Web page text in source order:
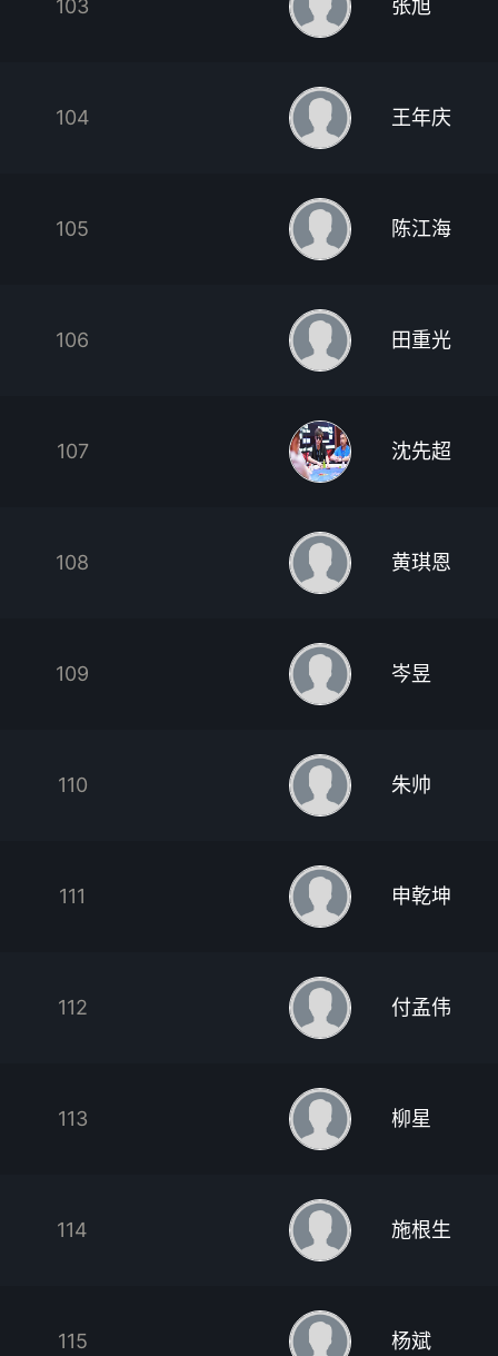
103 张旭
104 王年庆
105 陈江海
106 田重光
107 沈先超
108 黄琪恩
109 岑昱
110 朱帅
111 申乾坤
112 付孟伟
113 柳星
114 施根生
115 杨斌